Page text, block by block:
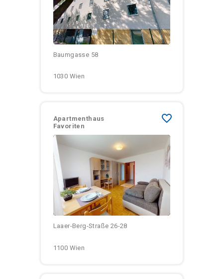
Monatliche Kosten:
Baumgasse 58
1030 Wien
Apartmenthaus
Favoriten
favorite_border
Größen:
Monatliche Kosten:
Laaer-Berg-Straße 26-28
1100 Wien